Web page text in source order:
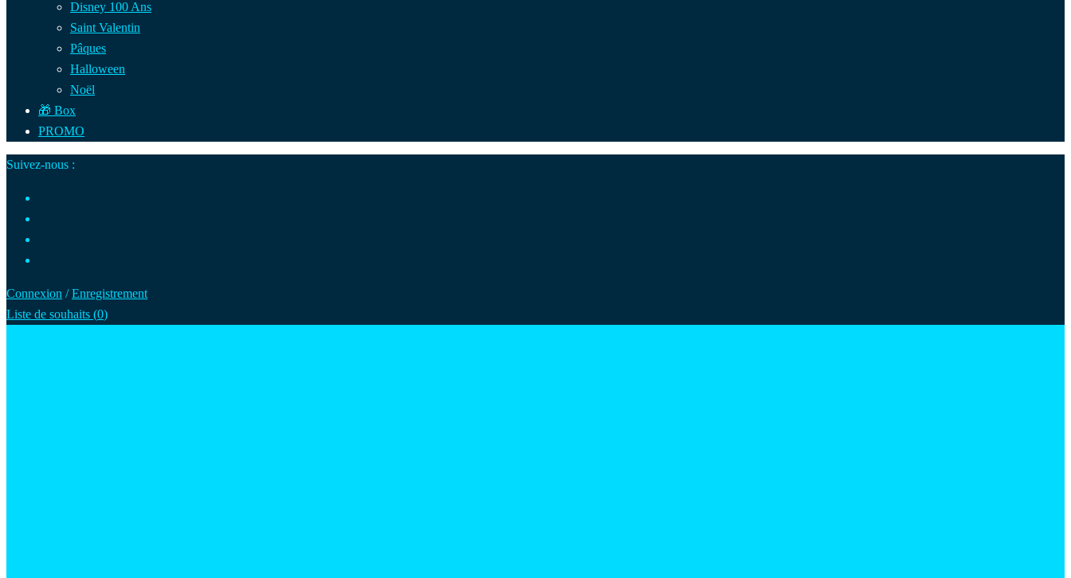
Disney 100 Ans
Saint Valentin
Pâques
Halloween
Noël
🎁 Box
PROMO
Suivez-nous :
Connexion /Enregistrement
Liste de souhaits (0)